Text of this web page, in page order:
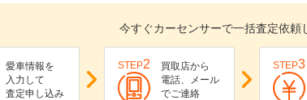
今すぐカーセンサーで一括査定依頼
愛車情報を
入力して
査定申し込み
STEP2
買取店から
電話、メール
でご連絡
STEP3